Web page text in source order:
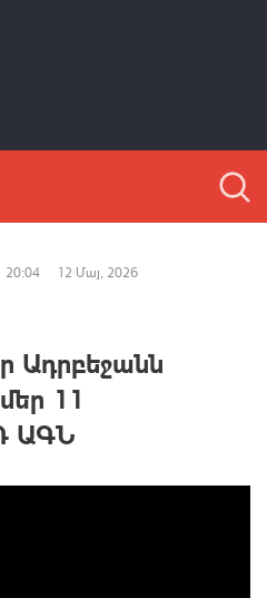
20:04 12 Մայ, 2026
Ադրբեջանն
11
ԱԳՆ